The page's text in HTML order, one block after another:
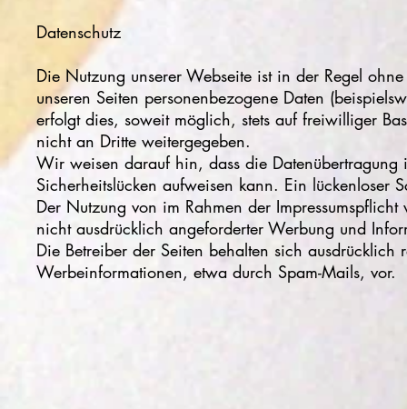
Datenschutz
Die Nutzung unserer Webseite ist in der Regel
unseren Seiten personenbezogene Daten
erfolgt dies, soweit möglich, stets auf freiwilliger
nicht an Dritte weitergegeben.
Wir weisen darauf hin, dass die
Sicherheitslücken aufweisen kann. Ein
Der Nutzung von im Rahmen der
nicht ausdrücklich angeforderter Werbung und
Die Betreiber der Seiten behalten sich
Werbeinformationen, etwa durch Spam-Mails, vor.